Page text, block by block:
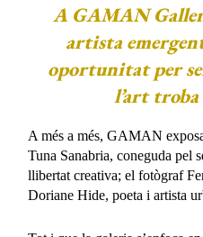
A GAMAN
artista
oportunitat per
l’art troba
A més a més, GAMAN
Tuna Sanabria, coneguda pel
llibertat creativa; el fotògraf
Doriane Hide, poeta i artista